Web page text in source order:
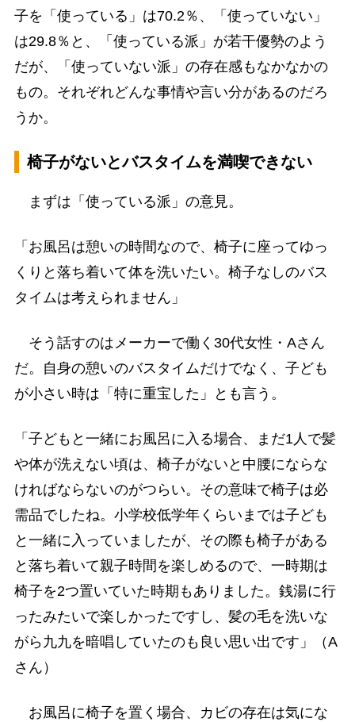
子を「使っている」は70.2％、「使っていない」
は29.8％と、「使っている派」が若干優勢のよう
だが、「使っていない派」の存在感もなかなかの
もの。それぞれどんな事情や言い分があるのだろ
うか。
椅子がないとバスタイムを満喫できない
まずは「使っている派」の意見。
「お風呂は憩いの時間なので、椅子に座ってゆっ
くりと落ち着いて体を洗いたい。椅子なしのバス
タイムは考えられません」
そう話すのはメーカーで働く30代女性・Aさん
だ。自身の憩いのバスタイムだけでなく、子ども
が小さい時は「特に重宝した」とも言う。
「子どもと一緒にお風呂に入る場合、まだ1人で髪
や体が洗えない頃は、椅子がないと中腰にならな
ければならないのがつらい。その意味で椅子は必
需品でしたね。小学校低学年くらいまでは子ども
と一緒に入っていましたが、その際も椅子がある
と落ち着いて親子時間を楽しめるので、一時期は
椅子を2つ置いていた時期もありました。銭湯に行
ったみたいで楽しかったですし、髪の毛を洗いな
がら九九を暗唱していたのも良い思い出です」（A
さん）
お風呂に椅子を置く場合、カビの存在は気にな